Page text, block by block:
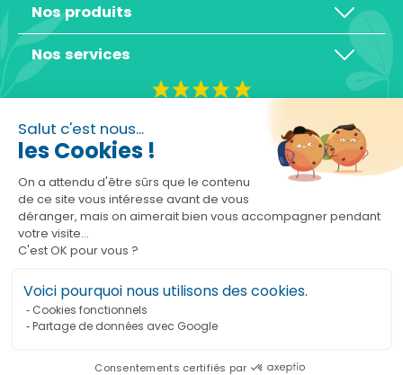
Salut c'est nous...
les Cookies !
On a attendu d'être sûrs que le contenu
de ce site vous intéresse avant de vous
déranger, mais on aimerait bien vous accompagner pendant
votre visite...
C'est OK pour vous ?
Voici pourquoi nous utilisons des cookies.
Cookies fonctionnels
Partage de données avec Google
Consentements certifiés parAjouter au panier
Nos produits
Nos services